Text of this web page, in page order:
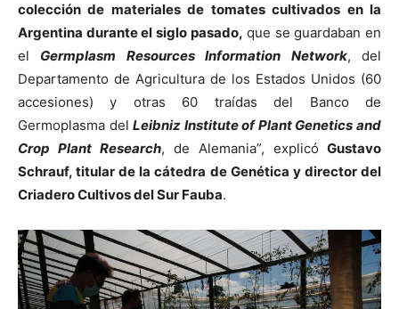
colección de materiales de tomates cultivados en la
Argentina durante el siglo pasado, que se guardaban en
el Germplasm Resources Information Network, del
Departamento de Agricultura de los Estados Unidos (60
accesiones) y otras 60 traídas del Banco de
Germoplasma delLeibniz Institute of Plant Genetics and
Crop Plant Research, de Alemania”, explicó Gustavo
Schrauf, titular de la cátedra de Genética y director del
Criadero Cultivos del Sur Fauba.